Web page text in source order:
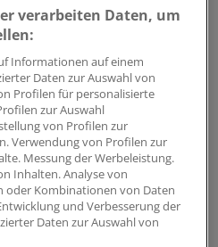
beim
innezuhalten, um
der Frage zu
wir damit eventuell die
Und das in einer
wirklich schon sehr
sagen, dass alle SPD-
verarbeiten Daten, um
Informationen auf einem
Daten zur Auswahl von
Profilen für personalisierte
zur Auswahl
von Profilen zur
Verwendung von Profilen zur
Messung der Werbeleistung.
Inhalten. Analyse von
oder Kombinationen von Daten
und Verbesserung der
Daten zur Auswahl von